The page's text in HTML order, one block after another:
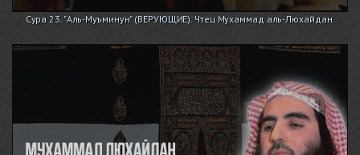
Сура 23. "Аль-Муъминун" (ВЕРУЮЩИЕ). Чтец Мухаммад аль-Люхайдан.